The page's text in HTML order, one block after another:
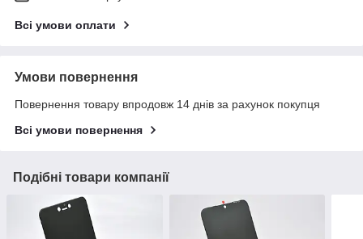
Всі умови оплати
Умови повернення
Повернення товару впродовж 14 днів за рахунок покупця
Всі умови повернення
Подібні товари компанії